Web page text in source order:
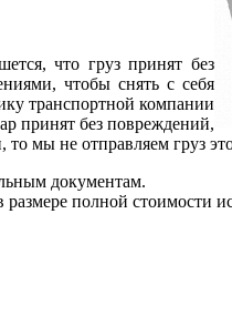
что груз принят без
чтобы снять с себя
транспортной компании
принят без повреждений,
то мы не отправляем груз
документам.
полной стоимости